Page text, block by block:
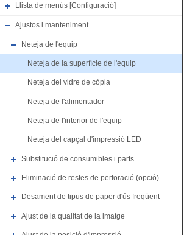
Llista de menús [Configuració]
Ajustos i manteniment
Neteja de l'equip
Neteja de la superfície de l'equip
Neteja del vidre de còpia
Neteja de l'alimentador
Neteja de l'interior de l'equip
Neteja del capçal d'impressió LED
Substitució de consumibles i parts
Eliminació de restes de perforació (opció)
Desament de tipus de paper d'ús freqüent
Ajust de la qualitat de la imatge